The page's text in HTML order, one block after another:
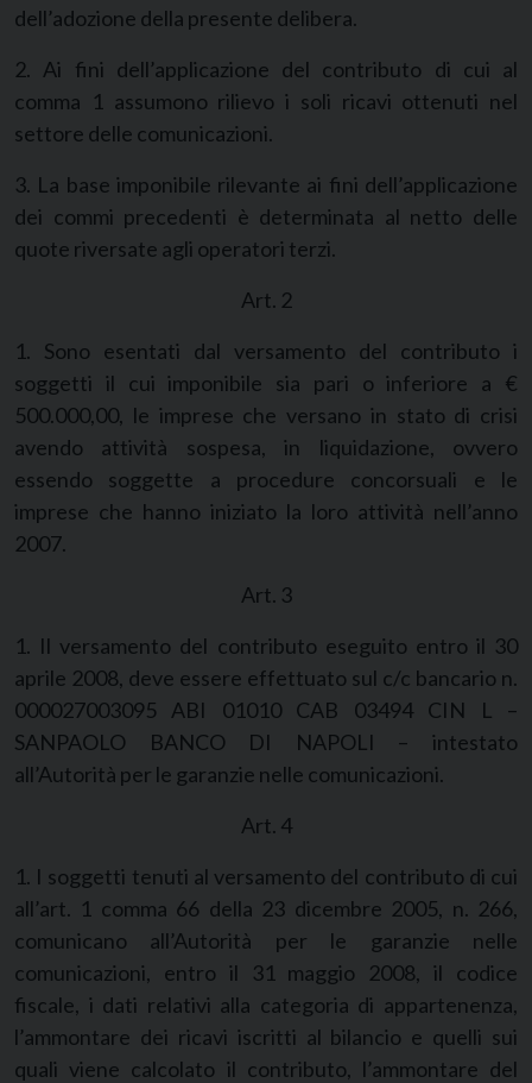
dell’adozione della presente delibera.
2. Ai fini dell’applicazione del contributo di cui al
comma 1 assumono rilievo i soli ricavi ottenuti nel
settore delle comunicazioni.
3. La base imponibile rilevante ai fini dell’applicazione
dei commi precedenti è determinata al netto delle
quote riversate agli operatori terzi.
Art. 2
1. Sono esentati dal versamento del contributo i
soggetti il cui imponibile sia pari o inferiore a €
500.000,00, le imprese che versano in stato di crisi
avendo attività sospesa, in liquidazione, ovvero
essendo soggette a procedure concorsuali e le
imprese che hanno iniziato la loro attività nell’anno
2007.
Art. 3
1. Il versamento del contributo eseguito entro il 30
aprile 2008, deve essere effettuato sul c/c bancario n.
000027003095 ABI 01010 CAB 03494 CIN L –
SANPAOLO BANCO DI NAPOLI – intestato
all’Autorità per le garanzie nelle comunicazioni.
Art. 4
1. I soggetti tenuti al versamento del contributo di cui
all’art. 1 comma 66 della 23 dicembre 2005, n. 266,
comunicano all’Autorità per le garanzie nelle
comunicazioni, entro il 31 maggio 2008, il codice
fiscale, i dati relativi alla categoria di appartenenza,
l’ammontare dei ricavi iscritti al bilancio e quelli sui
quali viene calcolato il contributo, l’ammontare del